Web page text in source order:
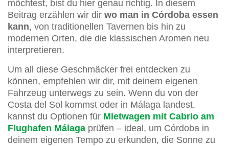
möchtest, bist du hier genau richtig. In diesem
Beitrag erzählen wir dir wo man in Córdoba essen
kann, von traditionellen Tavernen bis hin zu
modernen Orten, die die klassischen Aromen neu
interpretieren.
Um all diese Geschmäcker frei entdecken zu
können, empfehlen wir dir, mit deinem eigenen
Fahrzeug unterwegs zu sein. Wenn du von der
Costa del Sol kommst oder in Málaga landest,
kannst du Optionen für Mietwagen mit Cabrio am
Flughafen Málaga prüfen – ideal, um Córdoba in
deinem eigenen Tempo zu erkunden, die Sonne zu